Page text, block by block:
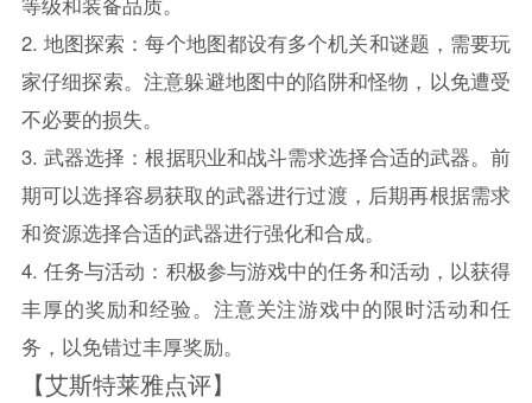
2. 地图探索：每个地图都设有多个机关和谜题，需要玩
家仔细探索。注意躲避地图中的陷阱和怪物，以免遭受
不必要的损失。
3. 武器选择：根据职业和战斗需求选择合适的武器。前
期可以选择容易获取的武器进行过渡，后期再根据需求
和资源选择合适的武器进行强化和合成。
4. 任务与活动：积极参与游戏中的任务和活动，以获得
丰厚的奖励和经验。注意关注游戏中的限时活动和任
务，以免错过丰厚奖励。
【艾斯特莱雅点评】